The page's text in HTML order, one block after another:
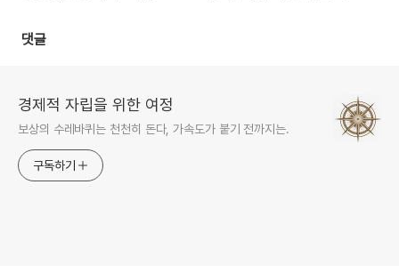
댓글
경제적 자립을 위한 여정
보상의 수레바퀴는 천천히 돈다, 가속도가 붙기 전까지는.
구독하기